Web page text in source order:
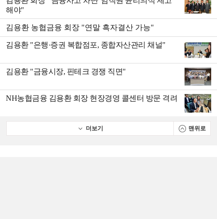
해야"
김용환 농협금융 회장 "연말 흑자결산 가능"
김용환 "은행·증권 복합점포, 종합자산관리 채널"
김용환 "금융시장, 핀테크 경쟁 직면"
NH농협금융 김용환 회장 현장경영 콜센터 방문 격려
더보기 맨위로